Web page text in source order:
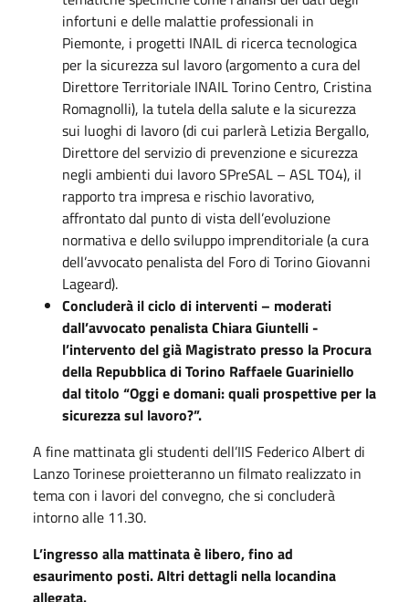
infortuni e delle malattie professionali in
Piemonte, i progetti INAIL di ricerca tecnologica
per la sicurezza sul lavoro (argomento a cura del
Direttore Territoriale INAIL Torino Centro, Cristina
Romagnolli), la tutela della salute e la sicurezza
sui luoghi di lavoro (di cui parlerà Letizia Bergallo,
Direttore del servizio di prevenzione e sicurezza
negli ambienti dui lavoro SPreSAL – ASL TO4), il
rapporto tra impresa e rischio lavorativo,
affrontato dal punto di vista dell’evoluzione
normativa e dello sviluppo imprenditoriale (a cura
dell’avvocato penalista del Foro di Torino Giovanni
Lageard).
Concluderà il ciclo di interventi – moderati
dall’avvocato penalista Chiara Giuntelli -
l’intervento del già Magistrato presso la Procura
della Repubblica di Torino Raffaele Guariniello
dal titolo “Oggi e domani: quali prospettive per la
sicurezza sul lavoro?”.
A fine mattinata gli studenti dell’IIS Federico Albert di
Lanzo Torinese proietteranno un filmato realizzato in
tema con i lavori del convegno, che si concluderà
intorno alle 11.30.
L’ingresso alla mattinata è libero, fino ad
esaurimento posti. Altri dettagli nella locandina
allegata.